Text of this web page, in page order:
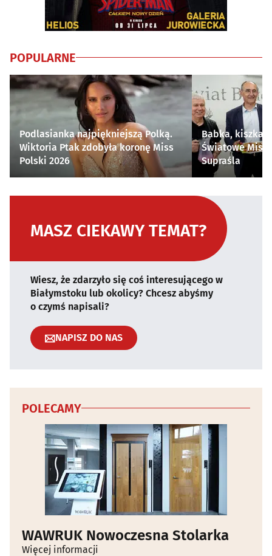
POPULARNE
Podlasianka najpiękniejszą Polką.
Wiktoria Ptak zdobyła koronę Miss
Polski 2026
Babka, kiszka i
Światowe
Supraśla
MASZ CIEKAWY TEMAT?
Wiesz, że zdarzyło się coś interesującego w
Białymstoku lub okolicy? Chcesz abyśmy
o czymś napisali?
NAPISZ DO NAS
POLECAMY
WAWRUK Nowoczesna Stolarka
Więcej informacji